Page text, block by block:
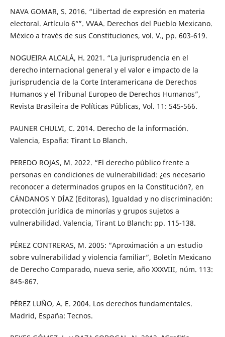
NAVA GOMAR, S. 2016. “Libertad de expresión en materia
electoral. Artículo 6°”. VVAA. Derechos del Pueblo Mexicano.
México a través de sus Constituciones, vol. V., pp. 603-619.
NOGUEIRA ALCALÁ, H. 2021. “La jurisprudencia en el
derecho internacional general y el valor e impacto de la
jurisprudencia de la Corte Interamericana de Derechos
Humanos y el Tribunal Europeo de Derechos Humanos”,
Revista Brasileira de Políticas Públicas, Vol. 11: 545-566.
PAUNER CHULVI, C. 2014. Derecho de la información.
Valencia, España: Tirant Lo Blanch.
PEREDO ROJAS, M. 2022. “El derecho público frente a
personas en condiciones de vulnerabilidad: ¿es necesario
reconocer a determinados grupos en la Constitución?, en
CÁNDANOS Y DÍAZ (Editoras), Igualdad y no discriminación:
protección jurídica de minorías y grupos sujetos a
vulnerabilidad. Valencia, Tirant Lo Blanch: pp. 115-138.
PÉREZ CONTRERAS, M. 2005: “Aproximación a un estudio
sobre vulnerabilidad y violencia familiar”, Boletín Mexicano
de Derecho Comparado, nueva serie, año XXXVIII, núm. 113:
845-867.
PÉREZ LUÑO, A. E. 2004. Los derechos fundamentales.
Madrid, España: Tecnos.